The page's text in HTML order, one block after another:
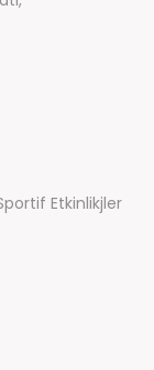
Etkinlikjler